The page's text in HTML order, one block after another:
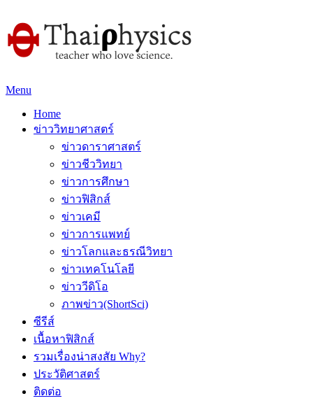
Menu
Home
ข่าววิทยาศาสตร์
ข่าวดาราศาสตร์
ข่าวชีววิทยา
ข่าวการศึกษา
ข่าวฟิสิกส์
ข่าวเคมี
ข่าวการแพทย์
ข่าวโลกและธรณีวิทยา
ข่าวเทคโนโลยี
ข่าววีดิโอ
ภาพข่าว(ShortSci)
ซีรีส์
เนื้อหาฟิสิกส์
รวมเรื่องน่าสงสัย Why?
ประวัติศาสตร์
ติดต่อ